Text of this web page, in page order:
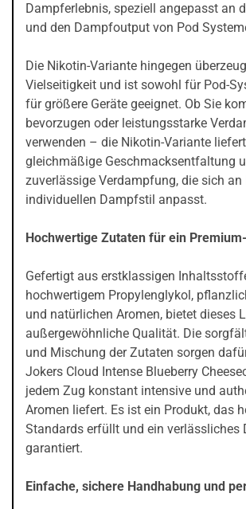
Dampferlebnis, speziell angepasst an
und den Dampfoutput von Pod
Die Nikotin-Variante hingegen
Vielseitigkeit und ist sowohl für Pod-
für größere Geräte geeignet. Ob Sie
bevorzugen oder leistungsstarke
verwenden – die Nikotin-Variante
gleichmäßige Geschmacksentfaltung
zuverlässige Verdampfung, die sich an
individuellen Dampfstil anpasst.
Hochwertige Zutaten für ein
Gefertigt aus erstklassigen
hochwertigem Propylenglykol,
und natürlichen Aromen, bietet dieses
außergewöhnliche Qualität. Die
und Mischung der Zutaten sorgen
Jokers Cloud Intense Blueberry
jedem Zug konstant intensive und
Aromen liefert. Es ist ein Produkt, das
Standards erfüllt und ein verlässliches
garantiert.
Einfache, sichere Handhabung und